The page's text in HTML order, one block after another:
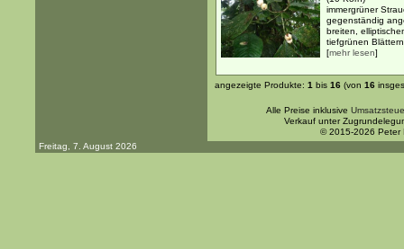
immergrüner
gegenständig
breiten,
tiefgrünen
[mehr lesen]
angezeigte Produkte: 1 bis 16 (von 16
Alle Preise inklusive
Verkauf unter
© 2015-2026 Peter
Freitag, 7. August 2026